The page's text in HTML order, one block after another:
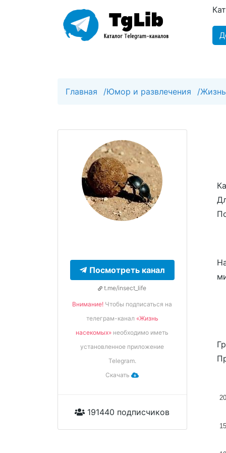
Главная /Юмор и развлечения /
Посмотреть канал
t.me/insect_life
Внимание! Чтобы подписаться на
телеграм-канал «Жизнь
насекомых» необходимо иметь
установленное приложение
Telegram.
Скачать
191440 подписчиков